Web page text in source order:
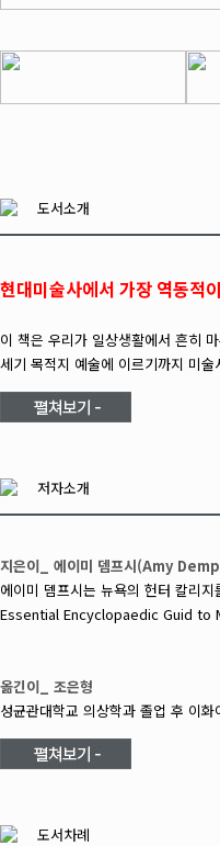
도서소개
현대미술사에서 가장 역동적
이 책은 우리가 일상생활에서 흔히
세기 목적지 예술에 이르기까지 미
저자소개
지은이_ 에이미 뎀프시(Amy
에이미 뎀프시는 뉴욕의 헌터 칼리
Essential Encyclopaedic Guid to
옮긴이_ 조은형
성균관대학교 의상학과 졸업 후 이
도서차례